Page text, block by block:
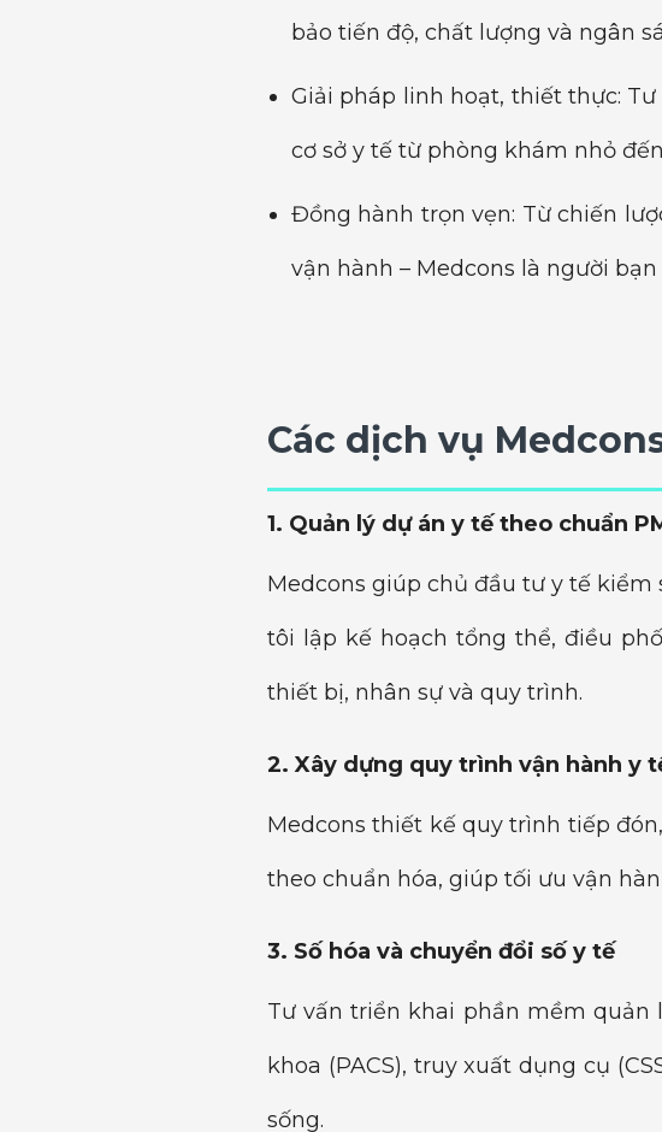
bảo tiến độ, chất lượng và ngân
Giải pháp linh hoạt, thiết thực:
cơ sở y tế từ phòng khám nhỏ
Đồng hành trọn vẹn: Từ chiến
vận hành – Medcons là người
Các dịch vụ
1. Quản lý dự án y tế theo chuẩn
Medcons giúp chủ đầu tư y tế kiểm
tôi lập kế hoạch tổng thể, điều
thiết bị, nhân sự và quy trình.
2. Xây dựng quy trình vận hành y
Medcons thiết kế quy trình tiếp
theo chuẩn hóa, giúp tối ưu vận
3. Số hóa và chuyển đổi số y tế
Tư vấn triển khai phần mềm quản
khoa (PACS), truy xuất dụng cụ
sống.